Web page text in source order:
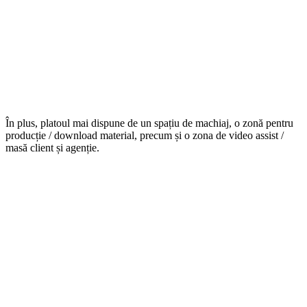
În plus, platoul mai dispune de un spațiu de machiaj, o zonă pentru
producție / download material, precum și o zona de video assist /
masă client și agenție.